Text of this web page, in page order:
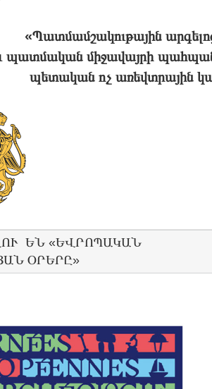
«Պատմամշակութային
պատմական միջավայրի
պետական ոչ առեվտրային
ԵՆ «ԵՎՐՈՊԱԿԱՆ
ՕՐԵՐԸ»